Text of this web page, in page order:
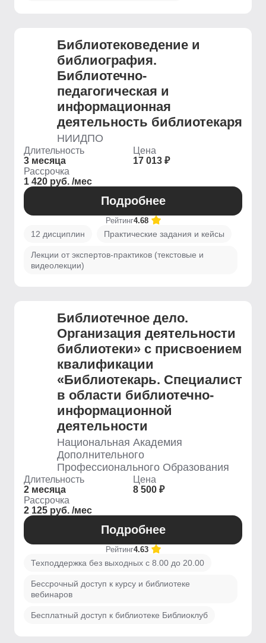
Библиотековедение и
библиография.
Библиотечно-
педагогическая и
информационная
деятельность библиотекаря
НИИДПО
Длительность
3 месяца
Цена
17 013 ₽
Рассрочка
1 420 руб. /мес
Подробнее
Рейтинг4.68
12 дисциплин Практические задания и кейсы
Лекции от экспертов-практиков (текстовые и
видеолекции)
Библиотечное дело.
Организация деятельности
библиотеки» с присвоением
квалификации
«Библиотекарь. Специалист
в области библиотечно-
информационной
деятельности
Национальная Академия
Дополнительного
Профессионального Образования
Длительность
2 месяца
Цена
8 500 ₽
Рассрочка
2 125 руб. /мес
Подробнее
Рейтинг4.63
Техподдержка без выходных с 8.00 до 20.00
Бессрочный доступ к курсу и библиотеке
вебинаров
Бесплатный доступ к библиотеке Библиоклуб